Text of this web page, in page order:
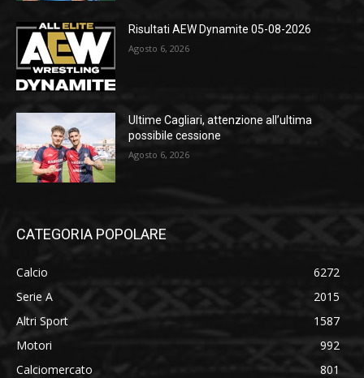
Risultati AEW Dynamite 05-08-2026
Agosto 6, 2026
Ultime Cagliari, attenzione all’ultima
possibile cessione
Agosto 6, 2026
CATEGORIA POPOLARE
Calcio
6272
Serie A
2015
Altri Sport
1587
Motori
992
Calciomercato
801